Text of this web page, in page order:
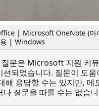
| Microsoft OneNote (마
| Windows
질문은 Microsoft 지원 커
션되었습니다. 질문이 도움
해 응답할 수는 있지만, 메
나 질문을 따를 수는 없습